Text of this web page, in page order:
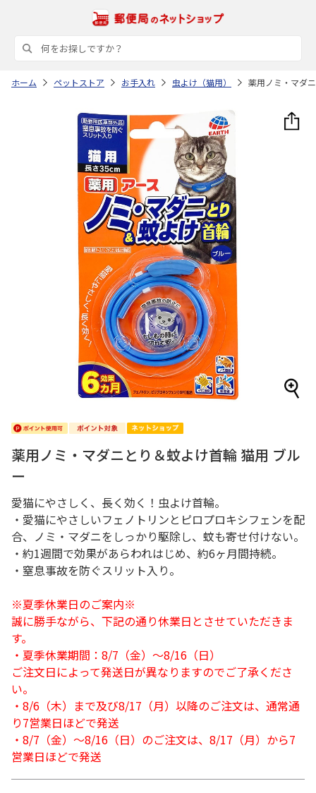
ホーム ペットストア お手入れ 虫よけ（猫用） 薬用ノミ・マダ
薬用ノミ・マダニとり＆蚊よけ首輪 猫用 ブル
ー
愛猫にやさしく、長く効く！虫よけ首輪。
・愛猫にやさしいフェノトリンとピロプロキシフェンを配
合、ノミ・マダニをしっかり駆除し、蚊も寄せ付けない。
・約1週間で効果があらわれはじめ、約6ヶ月間持続。
・窒息事故を防ぐスリット入り。
※夏季休業日のご案内※
誠に勝手ながら、下記の通り休業日とさせていただきま
す。
・夏季休業期間：8/7（金）～8/16（日）
ご注文日によって発送日が異なりますのでご了承くださ
い。
・8/6（木）まで及び8/17（月）以降のご注文は、通常通
り7営業日ほどで発送
・8/7（金）～8/16（日）のご注文は、8/17（月）から7
営業日ほどで発送